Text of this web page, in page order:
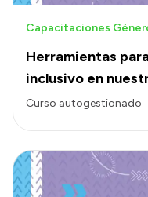
Herramientas
inclusivo en
Capacitaciones
Curso autogestionado